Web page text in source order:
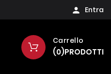
 Entra
Carrello
(0)PRODOTTI